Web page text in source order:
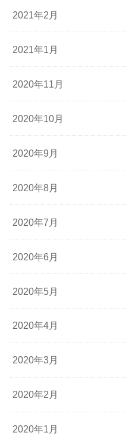
2021年2月
2021年1月
2020年11月
2020年10月
2020年9月
2020年8月
2020年7月
2020年6月
2020年5月
2020年4月
2020年3月
2020年2月
2020年1月